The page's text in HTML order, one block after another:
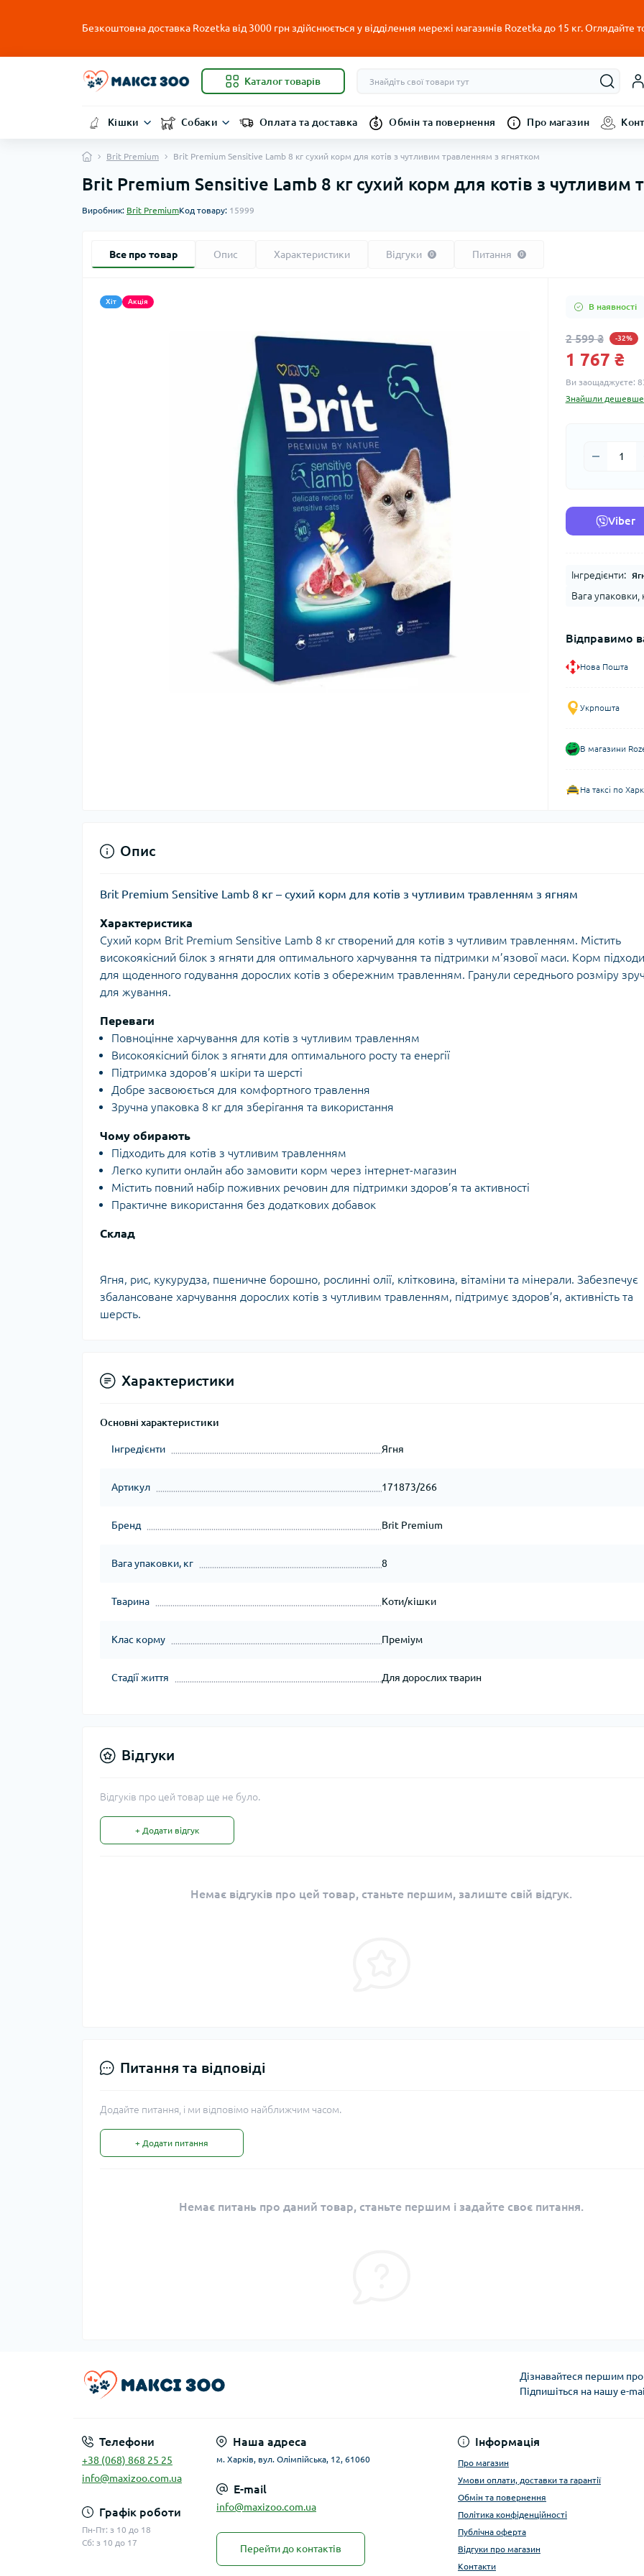
Безкоштовна доставка Rozetka від 3000 грн здійснюється у відділення мережі магазинів Rozetka до 15 кг. Оглядайте
Каталог товарів
Кішки Собаки Оплата та доставка Обмін та повернення Про магазин
Brit Premium Brit Premium Sensitive Lamb 8 кг сухий корм для котів з чутливим травленням з ягнятком
Brit Premium Sensitive Lamb 8 кг сухий корм для котів з чутливим
Виробник: Brit PremiumКод товару: 15999
Все про товар Опис Характеристики Відгуки 0 Питання 0
Хіт Акція
В наявності
2 599 ₴ -32%
1 767 ₴
Ви заощаджуєте:
Знайшли
Viber
Інгредієнти:
Вага упаковки,
Відправимо
Нова Пошта
Укрпошта
В магазини
На таксі по
Опис
Brit Premium Sensitive Lamb 8 кг – сухий корм для котів з чутливим травленням з ягням
Характеристика
Сухий корм Brit Premium Sensitive Lamb 8 кг створений для котів з чутливим травленням. Містить
високоякісний білок з ягняти для оптимального харчування та підтримки м’язової маси. Корм
для щоденного годування дорослих котів з обережним травленням. Гранули середнього розміру
для жування.
Переваги
Повноцінне харчування для котів з чутливим травленням
Високоякісний білок з ягняти для оптимального росту та енергії
Підтримка здоров’я шкіри та шерсті
Добре засвоюється для комфортного травлення
Зручна упаковка 8 кг для зберігання та використання
Чому обирають
Підходить для котів з чутливим травленням
Легко купити онлайн або замовити корм через інтернет-магазин
Містить повний набір поживних речовин для підтримки здоров’я та активності
Практичне використання без додаткових добавок
Склад
Ягня, рис, кукурудза, пшеничне борошно, рослинні олії, клітковина, вітаміни та мінерали. Забезпечує
збалансоване харчування дорослих котів з чутливим травленням, підтримує здоров’я, активність та
шерсть.
Характеристики
Основні характеристики
Інгредієнти Ягня
Артикул 171873/266
Бренд Brit Premium
Вага упаковки, кг 8
Тварина Коти/кішки
Клас корму Преміум
Стадії життя Для дорослих тварин
Відгуки
Відгуків про цей товар ще не було.
+ Додати відгук
Немає відгуків про цей товар, станьте першим, залиште свій відгук.
Питання та відповіді
Додайте питання, і ми відповімо найближчим часом.
+ Додати питання
Немає питань про даний товар, станьте першим і задайте своє питання.
Дізнавайтеся першим про
Підпишіться на нашу e-
Телефони
+38 (068) 868 25 25
info@maxizoo.com.ua
Графік роботи
Пн-Пт: з 10 до 18
Сб: з 10 до 17
Наша адреса
м. Харків, вул. Олімпійська, 12, 61060
E-mail
info@maxizoo.com.ua
Перейти до контактів
Інформація
Про магазин
Умови оплати, доставки та гарантії
Обмін та повернення
Політика конфіденційності
Публічна оферта
Відгуки про магазин
Контакти